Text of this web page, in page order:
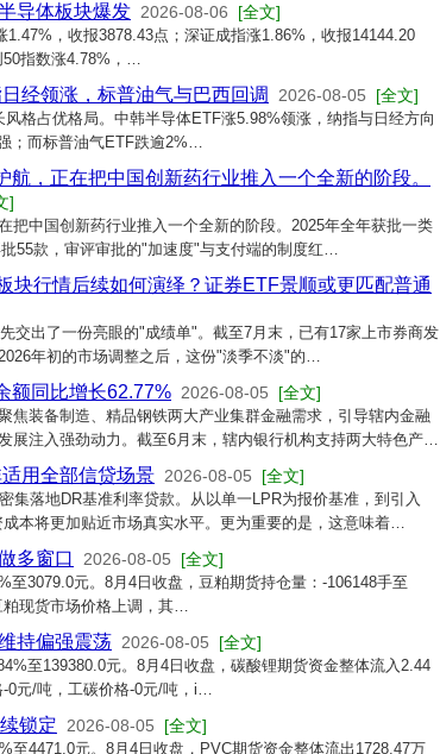
导体板块爆发 2026-08-06 [全文]
，收报3878.43点；深证成指涨1.86%，收报14144.20
50指数涨4.78%，…
经领涨，标普油气与巴西回调 2026-08-05 [全文]
格占优格局。中韩半导体ETF涨5.98%领涨，纳指与日经方向
；而标普油气ETF跌逾2%…
，正在把中国创新药行业推入一个全新的阶段。
]
把中国创新药行业推入一个全新的阶段。2025年全年获批一类
55款，审评审批的"加速度"与支付端的制度红…
块行情后续如何演绎？证券ETF景顺或更匹配普通
交出了一份亮眼的"成绩单"。截至7月末，已有17家上市券商发
年初的市场调整之后，这份"淡季不淡"的…
额同比增长62.77% 2026-08-05 [全文]
焦装备制造、精品钢铁两大产业集群金融需求，引导辖内金融
展注入强劲动力。截至6月末，辖内银行机构支持两大特色产…
用全部信贷场景 2026-08-05 [全文]
集落地DR基准利率贷款。从以单一LPR为报价基准，到引入
本将更加贴近市场真实水平。更为重要的是，这意味着…
多窗口 2026-08-05 [全文]
3079.0元。8月4日收盘，豆粕期货持仓量：-106148手至
粕现货市场价格上调，其…
持偏强震荡 2026-08-05 [全文]
至139380.0元。8月4日收盘，碳酸锂期货资金整体流入2.44
0元/吨，工碳价格-0元/吨，i…
锁定 2026-08-05 [全文]
至4471.0元。8月4日收盘，PVC期货资金整体流出1728.47万